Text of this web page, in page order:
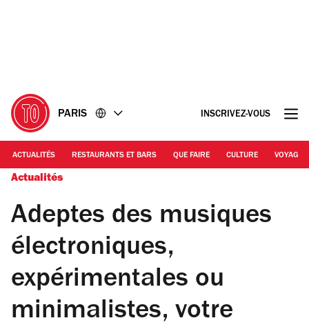
PARIS INSCRIVEZ-VOUS
ACTUALITÉS RESTAURANTS ET BARS QUE FAIRE CULTURE VOYAGE
Actualités
Adeptes des musiques
électroniques,
expérimentales ou
minimalistes, votre